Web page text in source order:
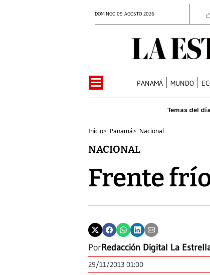
DOMINGO 09 AGOSTO 2026
PANAMÁ MUNDO
Inicio> Panamá> Nacional
NACIONAL
Frente
PorRedacción Digital La
29/11/2013 01:00